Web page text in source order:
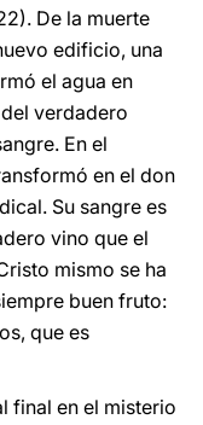
De la muerte
edificio, una
el agua en
verdadero
En el
en el don
Su sangre es
vino que el
mismo se ha
buen fruto:
que es
final en el misterio